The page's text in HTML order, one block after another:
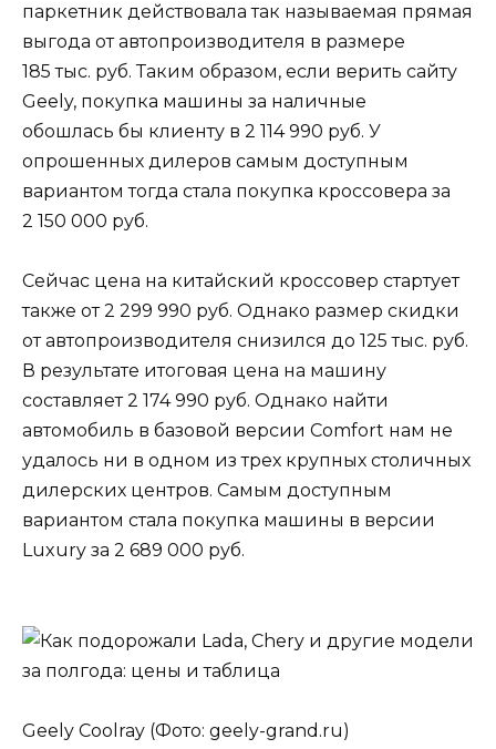
паркетник действовала так называемая прямая
выгода от автопроизводителя в размере
185 тыс. руб. Таким образом, если верить сайту
Geely, покупка машины за наличные
обошлась бы клиенту в 2 114 990 руб. У
опрошенных дилеров самым доступным
вариантом тогда стала покупка кроссовера за
2 150 000 руб.
Сейчас цена на китайский кроссовер стартует
также от 2 299 990 руб. Однако размер скидки
от автопроизводителя снизился до 125 тыс. руб.
В результате итоговая цена на машину
составляет 2 174 990 руб. Однако найти
автомобиль в базовой версии Comfort нам не
удалось ни в одном из трех крупных столичных
дилерских центров. Самым доступным
вариантом стала покупка машины в версии
Luxury за 2 689 000 руб.
Geely Coolray (Фото: geely-grand.ru)